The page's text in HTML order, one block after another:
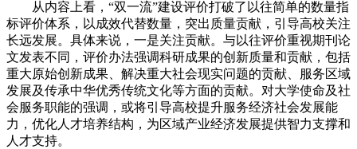
从内容上看，“双一流”建设评价打破了以往简单的数量指
标评价体系，以成效代替数量，突出质量贡献，引导高校关注
长远发展。具体来说，一是关注贡献。与以往评价重视期刊论
文发表不同，评价办法强调科研成果的创新质量和贡献，包括
重大原始创新成果、解决重大社会现实问题的贡献、服务区域
发展及传承中华优秀传统文化等方面的贡献。对大学使命及社
会服务职能的强调，或将引导高校提升服务经济社会发展能
力，优化人才培养结构，为区域产业经济发展提供智力支撑和
人才支持。